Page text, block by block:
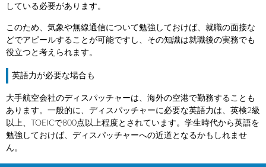
している必要があります。
このため、気象や無線通信について勉強しておけば、就職の面接な
どでアピールすることが可能ですし、その知識は就職後の実務でも
役立つと考えられます。
英語力が必要な場合も
大手航空会社のディスパッチャーは、海外の空港で勤務することも
あります。一般的に、ディスパッチャーに必要な英語力は、英検2級
以上、TOEICで800点以上程度とされています。学生時代から英語を
勉強しておけば、ディスパッチャーへの近道となるかもしれませ
ん。